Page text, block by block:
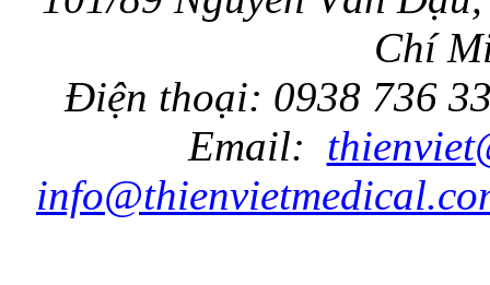
Chí
Điện thoại: 0938 736
Email: